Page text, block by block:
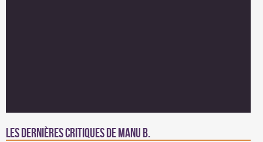
Les dernières critiques de Manu B.